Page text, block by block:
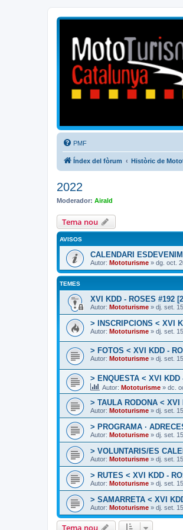
Mototurisme
Turisme en moto en català
PMF
Índex del fòrum Històric de
2022
Moderador: Airald
Tema nou
AVISOS
CALENDARI
Autor: Mototurisme » dg. oct.
TEMES
XVI KDD - ROSES #192
Autor: Mototurisme » dj. set.
> INSCRIPCIONS < XVI
Autor: Mototurisme » dj. set.
> FOTOS < XVI KDD -
Autor: Mototurisme » dj. set.
> ENQUESTA < XVI KDD
Autor: Mototurisme » dc.
> TAULA RODONA < XVI
Autor: Mototurisme » dj. set.
> PROGRAMA ·
Autor: Mototurisme » dj. set.
> VOLUNTARIS/ES
Autor: Mototurisme » dj. set.
> RUTES < XVI KDD -
Autor: Mototurisme » dj. set.
> SAMARRETA < XVI
Autor: Mototurisme » dj. set.
Tema nou